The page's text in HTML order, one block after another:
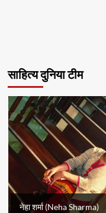
साहित्य दुनिया टीम
नेहा शर्मा (Neha Sharma)